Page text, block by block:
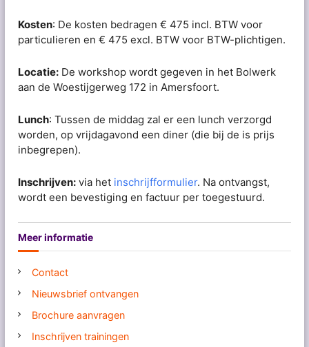
Kosten: De kosten bedragen € 475 incl. BTW voor
particulieren en € 475 excl. BTW voor BTW-plichtigen.
Locatie: De workshop wordt gegeven in het Bolwerk
aan de Woestijgerweg 172 in Amersfoort.
Lunch: Tussen de middag zal er een lunch verzorgd
worden, op vrijdagavond een diner (die bij de is prijs
inbegrepen).
Inschrijven: via het inschrijfformulier. Na ontvangst,
wordt een bevestiging en factuur per toegestuurd.
Meer informatie
Contact
Nieuwsbrief ontvangen
Brochure aanvragen
Inschrijven trainingen